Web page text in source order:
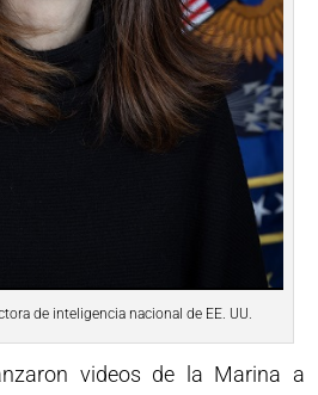
de inteligencia nacional de EE. UU.
videos de la Marina a